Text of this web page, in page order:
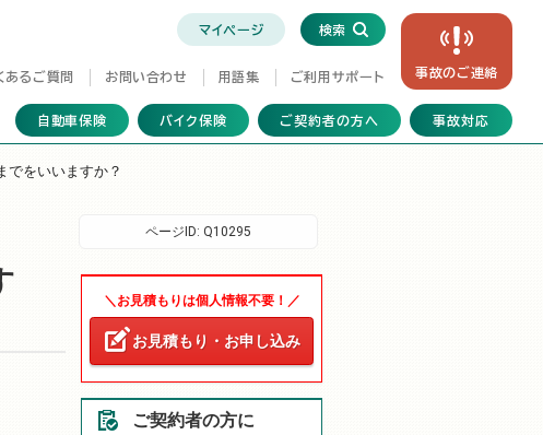
マイページ 検索
事故のご連絡
あるご質問 お問い合わせ 用語集 ご利用サポート
自動車保険 バイク保険 ご契約者の方へ 事故対応
でをいいますか？
＼お見積もりは個人情報不要！／
お見積もり・お申し込み
ご契約者の方に
ページID: Q10295